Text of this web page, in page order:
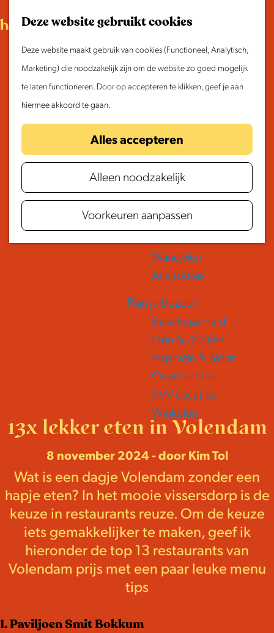
Deze website gebruikt cookies
Deze website maakt gebruik van cookies (Functioneel, Analytisch,
Marketing) die noodzakelijk zijn om de website zo goed mogelijk
te laten functioneren. Door op accepteren te klikken, geef je aan
hiermee akkoord te gaan.
Alles accepteren
Alleen noodzakelijk
Voorkeuren aanpassen
G
a
K
a
r
t
Z
e
k
e
n
e
n
u
Dit weekend
Doen & Beleven
Zomer in Laag Holland
Samen eropuit
Rust & Stilte
Activiteiten
Routes
Fietsen
Wandelen
Alle routes
Plan je bezoek
Bereikbaarheid
Eten & Drinken
Inspiratie & Blogs
Overnachten
VVV Locaties
Winkelen
13 restaurants
Volendam
13x lekker eten in Volendam
8 november 2024 - door Kim Tol
Wat is een dagje Volendam zonder een
hapje eten? In het mooie vissersdorp is de
keuze in restaurants reuze. Om de keuze
iets gemakkelijker te maken, geef ik
hieronder de top 13 restaurants van
Volendam prijs met een paar leuke menu
tips
1. Paviljoen Smit Bokkum